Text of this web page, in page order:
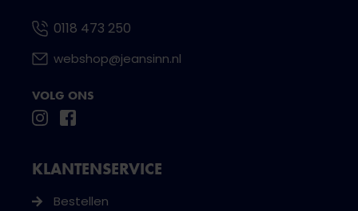
0118 473 250
webshop@jeansinn.nl
VOLG ONS
KLANTENSERVICE
Bestellen